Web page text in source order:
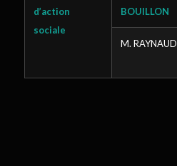
d’action
sociale
BOUILLON
M. RAYNAUD